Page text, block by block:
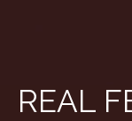
REAL